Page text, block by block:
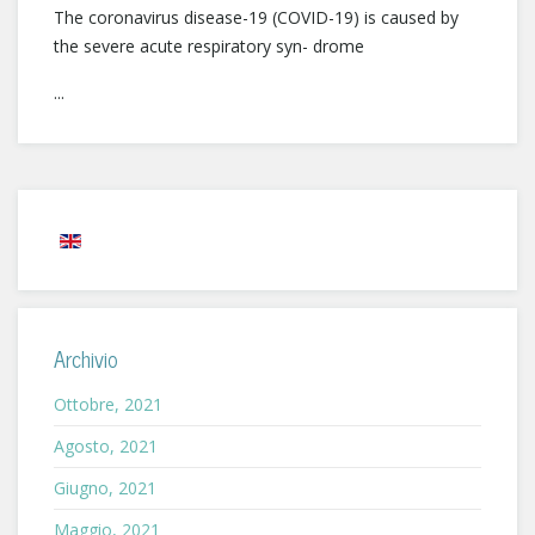
The coronavirus disease-19 (COVID-19) is caused by
the severe acute respiratory syn- drome
...
Archivio
Ottobre, 2021
Agosto, 2021
Giugno, 2021
Maggio, 2021